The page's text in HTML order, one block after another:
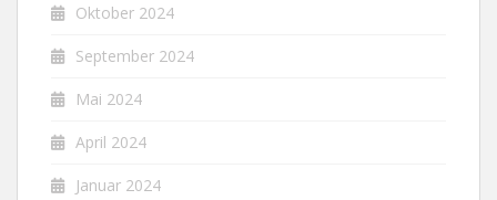
Oktober 2024
September 2024
Mai 2024
April 2024
Januar 2024